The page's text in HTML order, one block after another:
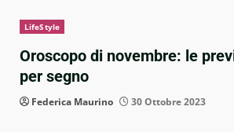
LifeStyle
Oroscopo di novembre: le
per segno
Federica Maurino 30 Ottobre 2023